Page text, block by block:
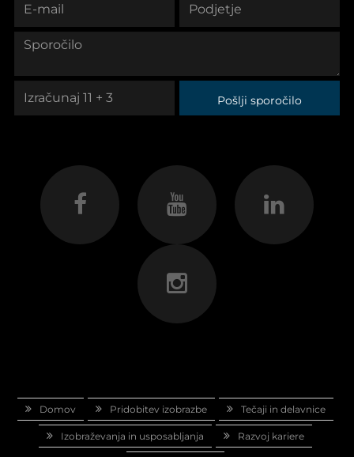
Pošlji sporočilo
Domov Pridobitev izobrazbe Tečaji in delavnice
Izobraževanja in usposabljanja Razvoj kariere